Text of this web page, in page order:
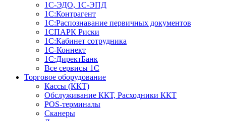
1С-ЭДО, 1С-ЭПД
1С:Контрагент
1С:Распознавание первичных документов
1СПАРК Риски
1С:Кабинет сотрудника
1С-Коннект
1С:ДиректБанк
Все сервисы 1С
Торговое оборудование
Кассы (ККТ)
Обслуживание ККТ, Расходники ККТ
POS-терминалы
Сканеры